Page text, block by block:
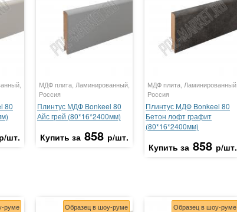
80
р/шт.
МДФ плита, Ламинированный,
Россия
Плинтус МДФ Bonkeel 80
Айс грей (80*16*2400мм)
Купить за 858 р/шт.
МДФ плита, Ламинированный,
Россия
Плинтус МДФ Bonkeel 80
Бетон лофт графит
(80*16*2400мм)
Купить за 858 р/шт.
руме Образец в шоу-руме Образец в шоу-руме